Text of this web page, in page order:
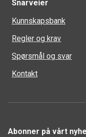
Snarveier
Kunnskapsbank
Regler og krav
Spørsmål og svar
Kontakt
Abonner på vårt